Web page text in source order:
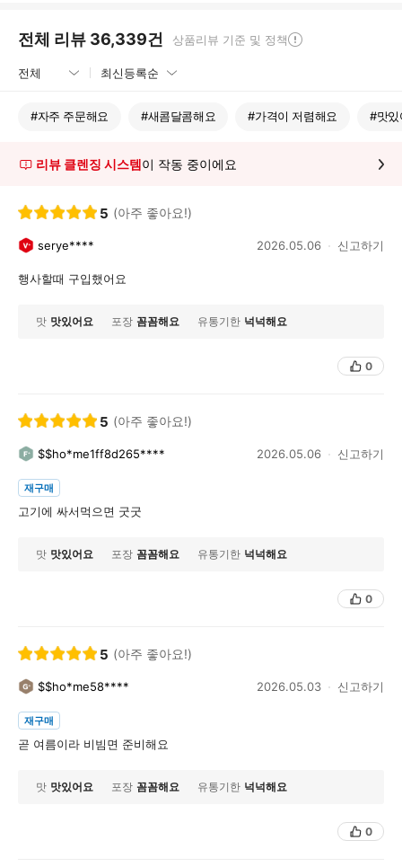
전체 리뷰 36,339건 상품리뷰 기준 및 정책
#자주 주문해요 #새콤달콤해요 #가격이 저렴해요 #맛있
리뷰 클렌징 시스템이 작동 중이에요
5 (아주 좋아요!)
serye**** 2026.05.06 신고하기
행사할때 구입했어요
맛 맛있어요 포장 꼼꼼해요 유통기한 넉넉해요
0
5 (아주 좋아요!)
$$ho*me1ff8d265**** 2026.05.06 신고하기
재구매
고기에 싸서먹으면 굿굿
맛 맛있어요 포장 꼼꼼해요 유통기한 넉넉해요
0
5 (아주 좋아요!)
$$ho*me58**** 2026.05.03 신고하기
재구매
곧 여름이라 비빔면 준비해요
맛 맛있어요 포장 꼼꼼해요 유통기한 넉넉해요
0